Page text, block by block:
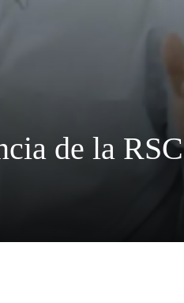
de la RSC